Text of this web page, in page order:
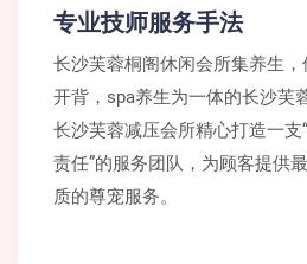
专业技师服务手法
长沙芙蓉桐阁休闲会所集养生
开背，spa养生为一体的长沙芙
长沙芙蓉减压会所精心打造一
责任”的服务团队，为顾客提供
质的尊宠服务。